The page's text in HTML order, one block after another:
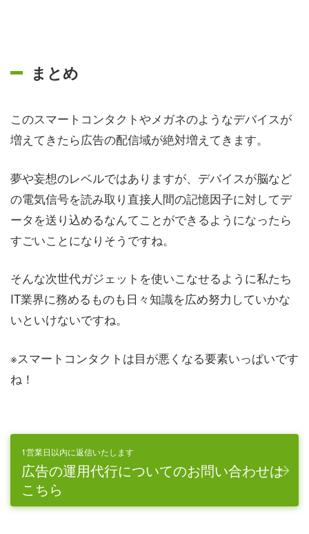
まとめ
このスマートコンタクトやメガネのようなデバイスが
増えてきたら広告の配信域が絶対増えてきます。
夢や妄想のレベルではありますが、デバイスが脳など
の電気信号を読み取り直接人間の記憶因子に対してデ
ータを送り込めるなんてことができるようになったら
すごいことになりそうですね。
そんな次世代ガジェットを使いこなせるように私たち
IT業界に務めるものも日々知識を広め努力していかな
いといけないですね。
※スマートコンタクトは目が悪くなる要素いっぱいです
ね！
1営業日以内に返信いたします
広告の運用代行についてのお問い合わせは
こちら